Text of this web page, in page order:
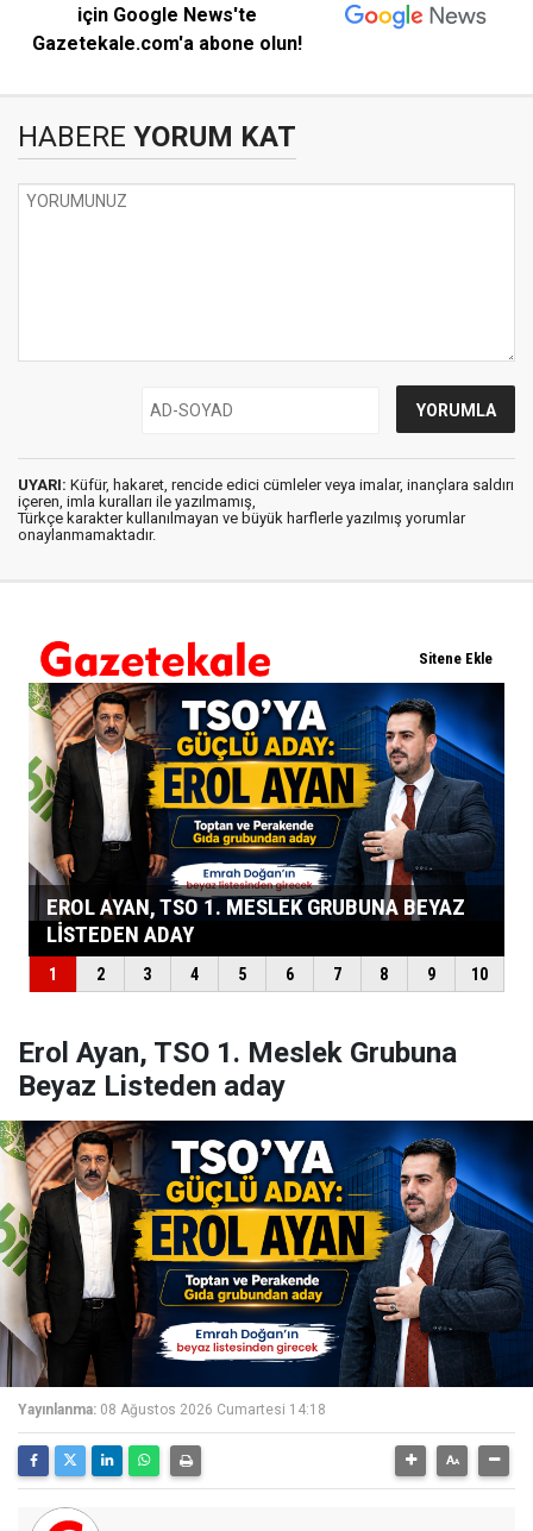
için Google News'te
Gazetekale.com'a abone olun!
HABERE YORUM KAT
UYARI: Küfür, hakaret, rencide edici cümleler veya imalar, inançlara saldırı
içeren, imla kuralları ile yazılmamış,
Türkçe karakter kullanılmayan ve büyük harflerle yazılmış yorumlar
onaylanmamaktadır.
Erol Ayan, TSO 1. Meslek Grubuna
Beyaz Listeden aday
Yayınlanma: 08 Ağustos 2026 Cumartesi 14:18